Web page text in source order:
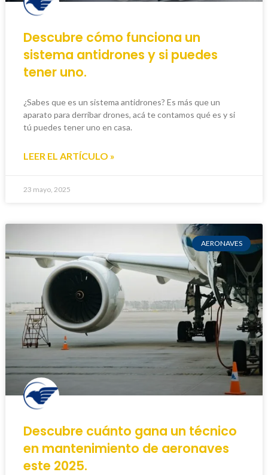
Descubre cómo funciona un
sistema antidrones y si puedes
tener uno.
¿Sabes que es un sistema antidrones? Es más que un
aparato para derribar drones, acá te contamos qué es y si
tú puedes tener uno en casa.
LEER EL ARTÍCULO »
23 mayo, 2025
AERONAVES
Descubre cuánto gana un técnico
en mantenimiento de aeronaves
este 2025.